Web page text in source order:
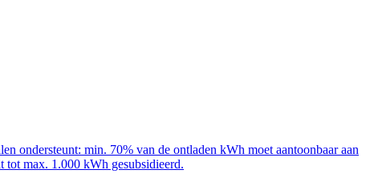
ondersteunt: min. 70% van de ontladen kWh moet aantoonbaar aan
tot max. 1.000 kWh gesubsidieerd.